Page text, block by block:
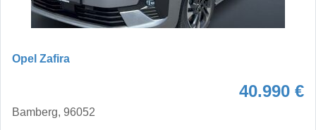
Opel Zafira
40.990 €
Bamberg, 96052